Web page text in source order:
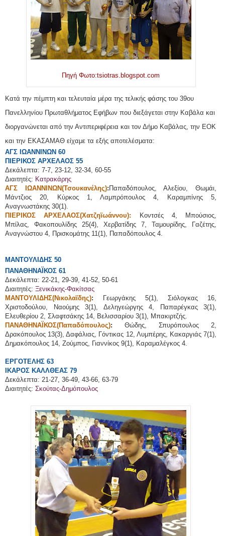
Πηγή Φωτο:tsiotras.blogspot.com
Κατά την πέμπτη και τελευταία μέρα της τελικής φάσης του 39ου
Πανελληνίου Πρωταθλήματος Εφήβων που διεξάγεται στην Καβάλα και
διοργανώνεται από την Αντιπεριφέρεια και τον Δήμο Καβάλας, την ΕΟΚ
και την ΕΚΑΣΑΜΑΘ είχαμε τα εξής αποτελέσματα:
ΑΓΣ ΙΩΑΝΝΙΝΩΝ 60
ΠΙΕΡΙΚΟΣ ΑΡΧΕΛΑΟΣ 55
Δεκάλεπτα: 7-7, 23-12, 32-34, 60-55
Διαιτητές: Κατρακάρης
ΑΓΣ ΙΩΑΝΝΙΝΩΝ(Τσουκανέλης): Παπαδόπουλος, Αλεξίου, Θωμάι,
Μάντζιος 20, Κύρκος 1, Λαμπρόπουλος 4, Καραμπίνης 5,
Αναγνωστάκης 30(1).
ΠΙΕΡΙΚΟΣ ΑΡΧΕΛΑΟΣ(Χατζηϊωάννου):
Κοντσές 4, Μπούσιος,
Μπίλας, Φακοπουλίδης 25(4), Χερβατίδης 7, Ταμουρίδης, Γαζέτης,
Αναγνώστου 4, Πρισκομάτης 11(1), Παπαδόπουλος 4.
ΜΑΝΤΟΥΛΙΔΗΣ 50
ΠΑΝΑΘΗΝΑΪΚΟΣ 61
Δεκάλεπτα: 22-21, 29-39, 41-52, 50-61
Διαιτητές: Ξενικάκης-Φακίτσας
ΜΑΝΤΟΥΛΙΔΗΣ(Νικολαϊδης): Γεωργάκης 5(1), Σιόλογκας 16,
Χριστοδούλου, Ναούμης 3(1), Δεληγεώργης 4, Παπαρέγκας 3(1),
Ελευθερίου 2, Σλαφτσάκης 14, Βελισσαρίου 3(1), Μπακιρτζής.
ΠΑΝΑΘΗΝΑΪΚΟΣ(Παπαδόπουλος): Θώδης, Σπυρόπουλος 2,
Δρακόπουλος 13(3), Δαφάλιας, Γόντικας 12, Λυμπέρης, Κακαργιάς 7(1),
Δημακόπουλος 14, Ζούμπος, Γιαννίκος 9(1), Καραμαλέγκος 4.
ΕΡΓΟΤΕΛΗΣ 63
ΙΚΑΡΟΣ ΚΑΛΛΘΕΑΣ 79
Δεκάλεπτα: 21-27, 36-49, 43-66, 63-79
Διαιτητές: Σκούτας-Δημόπουλος